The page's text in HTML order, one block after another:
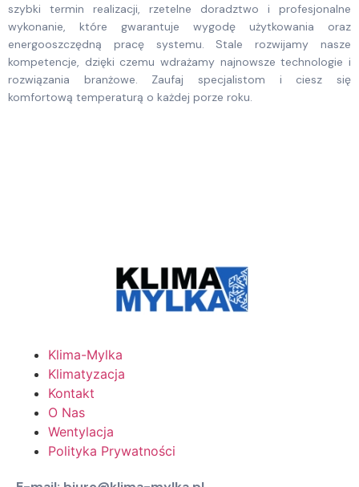
szybki termin realizacji, rzetelne doradztwo i profesjonalne
wykonanie, które gwarantuje wygodę użytkowania oraz
energooszczędną pracę systemu. Stale rozwijamy nasze
kompetencje, dzięki czemu wdrażamy najnowsze technologie i
rozwiązania branżowe. Zaufaj specjalistom i ciesz się
komfortową temperaturą o każdej porze roku.
Klima-Mylka
Klimatyzacja
Kontakt
O Nas
Wentylacja
Polityka Prywatności